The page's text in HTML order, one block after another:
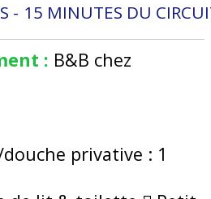
15 MINUTES DU
: B&B chez
privative : 1